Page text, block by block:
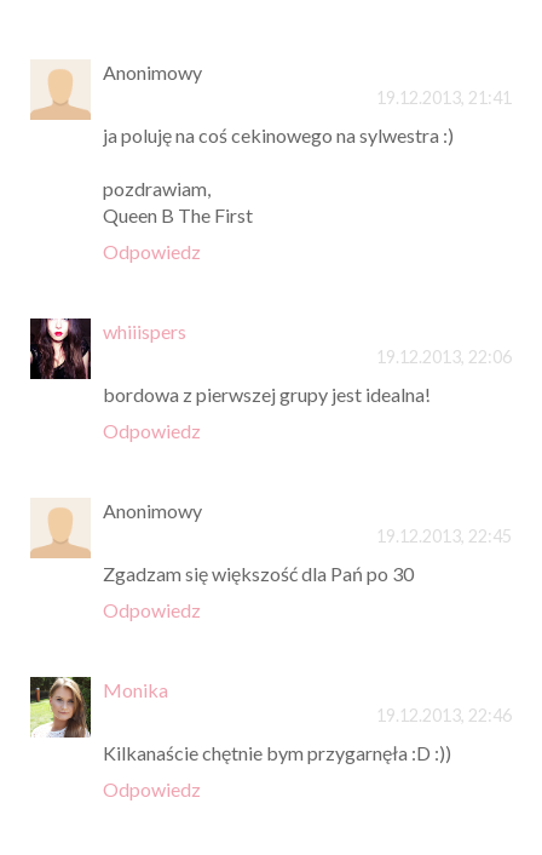
Anonimowy
19.12.2013, 21:41
ja poluję na coś cekinowego na sylwestra :)
pozdrawiam,
Queen B The First
Odpowiedz
whiiispers
19.12.2013, 22:06
bordowa z pierwszej grupy jest idealna!
Odpowiedz
Anonimowy
19.12.2013, 22:45
Zgadzam się większość dla Pań po 30
Odpowiedz
Monika
19.12.2013, 22:46
Kilkanaście chętnie bym przygarnęła :D :))
Odpowiedz